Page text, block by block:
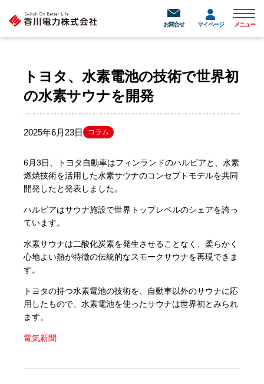
マイページ
お問合せ
メニュ
メニュー
トヨタ、水素電池の技術で世界初
の水素サウナを開発
2025年6月23日 コラム
6月3日、トヨタ自動車はフィンランドのハルビアと、水素
燃焼技術を活用した水素サウナのコンセプトモデルを共同
開発したと発表しました。
ハルビアはサウナ施設で世界トップレベルのシェアを誇っ
ています。
水素サウナは二酸化炭素を発生させることなく、柔らかく
心地よい熱が特徴の伝統的なスモークサウナを再現できま
す。
トヨタの持つ水素電池の技術を、自動車以外のサウナに応
用したもので、水素電池を使ったサウナは世界初とみられ
ます。
電気新聞